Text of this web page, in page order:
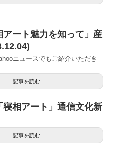
アート魅力を知って」産
ニュースでもご紹介いただき
記事を読む
寝相アート」通信文化新
記事を読む